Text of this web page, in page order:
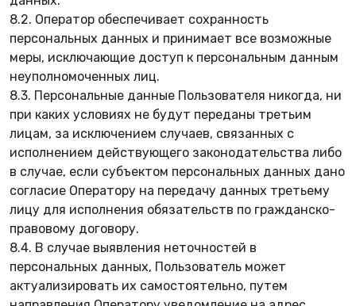
8.2. Оператор обеспечивает сохранность
персональных данных и принимает все возможные
меры, исключающие доступ к персональным данным
неуполномоченных лиц.
8.3. Персональные данные Пользователя никогда, ни
при каких условиях не будут переданы третьим
лицам, за исключением случаев, связанных с
исполнением действующего законодательства либо
в случае, если субъектом персональных данных дано
согласие Оператору на передачу данных третьему
лицу для исполнения обязательств по гражданско-
правовому договору.
8.4. В случае выявления неточностей в
персональных данных, Пользователь может
актуализировать их самостоятельно, путем